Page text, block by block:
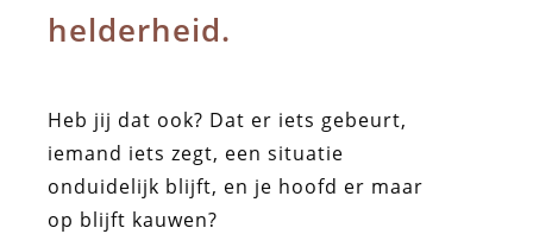
helderheid.
Heb jij dat ook? Dat er iets gebeurt,
iemand iets zegt, een situatie
onduidelijk blijft, en je hoofd er maar
op blijft kauwen?